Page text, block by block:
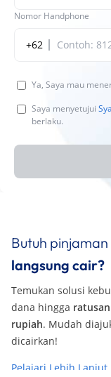
Nomor Handphone
+62
Ya, Saya mau
Saya menyetujui
berlaku.
Butuh
langsung cair?
Temukan solusi
dana hingga
rupiah. Mudah
dicairkan!
Pelajari Lebih Lanjut